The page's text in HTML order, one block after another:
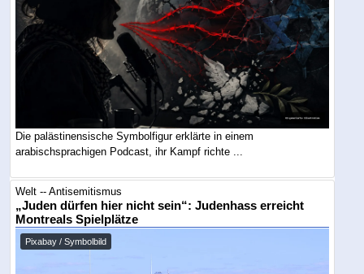
Die palästinensische Symbolfigur erklärte in einem
arabischsprachigen Podcast, ihr Kampf richte ...
Welt -- Antisemitismus
„Juden dürfen hier nicht sein“: Judenhass erreicht
Montreals Spielplätze
Pixabay / Symbolbild